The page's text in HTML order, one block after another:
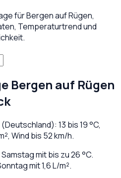
fürBergen auf Rügen,
Temperaturtrend und
Bergen auf Rügen
(Deutschland): 13 bis19°C,
Wind bis 52km/h.
mit bis zu 26 °C.
mit 1,6 L/m².